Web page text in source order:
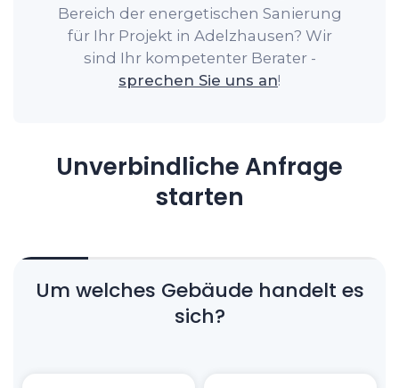
Bereich der energetischen Sanierung
für Ihr Projekt in Adelzhausen? Wir
sind Ihr kompetenter Berater -
sprechen Sie uns an!
Unverbindliche Anfrage
starten